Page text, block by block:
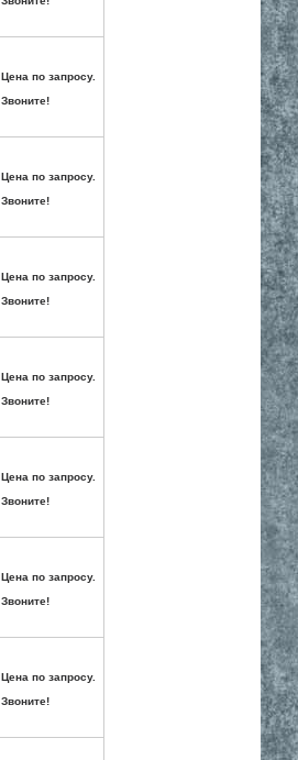
Цена по запросу.
Звоните!
Цена по запросу.
Звоните!
Цена по запросу.
Звоните!
Цена по запросу.
Звоните!
Цена по запросу.
Звоните!
Цена по запросу.
Звоните!
Цена по запросу.
Звоните!